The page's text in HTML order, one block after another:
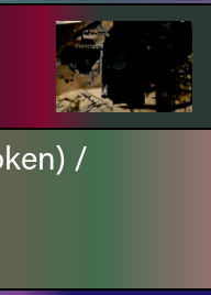
/